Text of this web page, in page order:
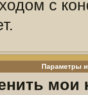
с
Параметры
мои